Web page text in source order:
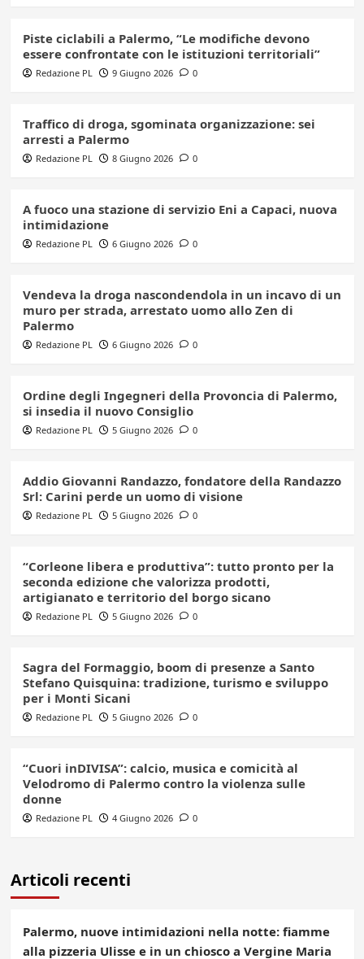
Piste ciclabili a Palermo, “Le modifiche devono
essere confrontate con le istituzioni territoriali”
Redazione PL 9 Giugno 2026 0
Traffico di droga, sgominata organizzazione: sei
arresti a Palermo
Redazione PL 8 Giugno 2026 0
A fuoco una stazione di servizio Eni a Capaci, nuova
intimidazione
Redazione PL 6 Giugno 2026 0
Vendeva la droga nascondendola in un incavo di un
muro per strada, arrestato uomo allo Zen di
Palermo
Redazione PL 6 Giugno 2026 0
Ordine degli Ingegneri della Provoncia di Palermo,
si insedia il nuovo Consiglio
Redazione PL 5 Giugno 2026 0
Addio Giovanni Randazzo, fondatore della Randazzo
Srl: Carini perde un uomo di visione
Redazione PL 5 Giugno 2026 0
“Corleone libera e produttiva”: tutto pronto per la
seconda edizione che valorizza prodotti,
artigianato e territorio del borgo sicano
Redazione PL 5 Giugno 2026 0
Sagra del Formaggio, boom di presenze a Santo
Stefano Quisquina: tradizione, turismo e sviluppo
per i Monti Sicani
Redazione PL 5 Giugno 2026 0
“Cuori inDIVISA”: calcio, musica e comicità al
Velodromo di Palermo contro la violenza sulle
donne
Redazione PL 4 Giugno 2026 0
Articoli recenti
Palermo, nuove intimidazioni nella notte: fiamme
alla pizzeria Ulisse e in un chiosco a Vergine Maria